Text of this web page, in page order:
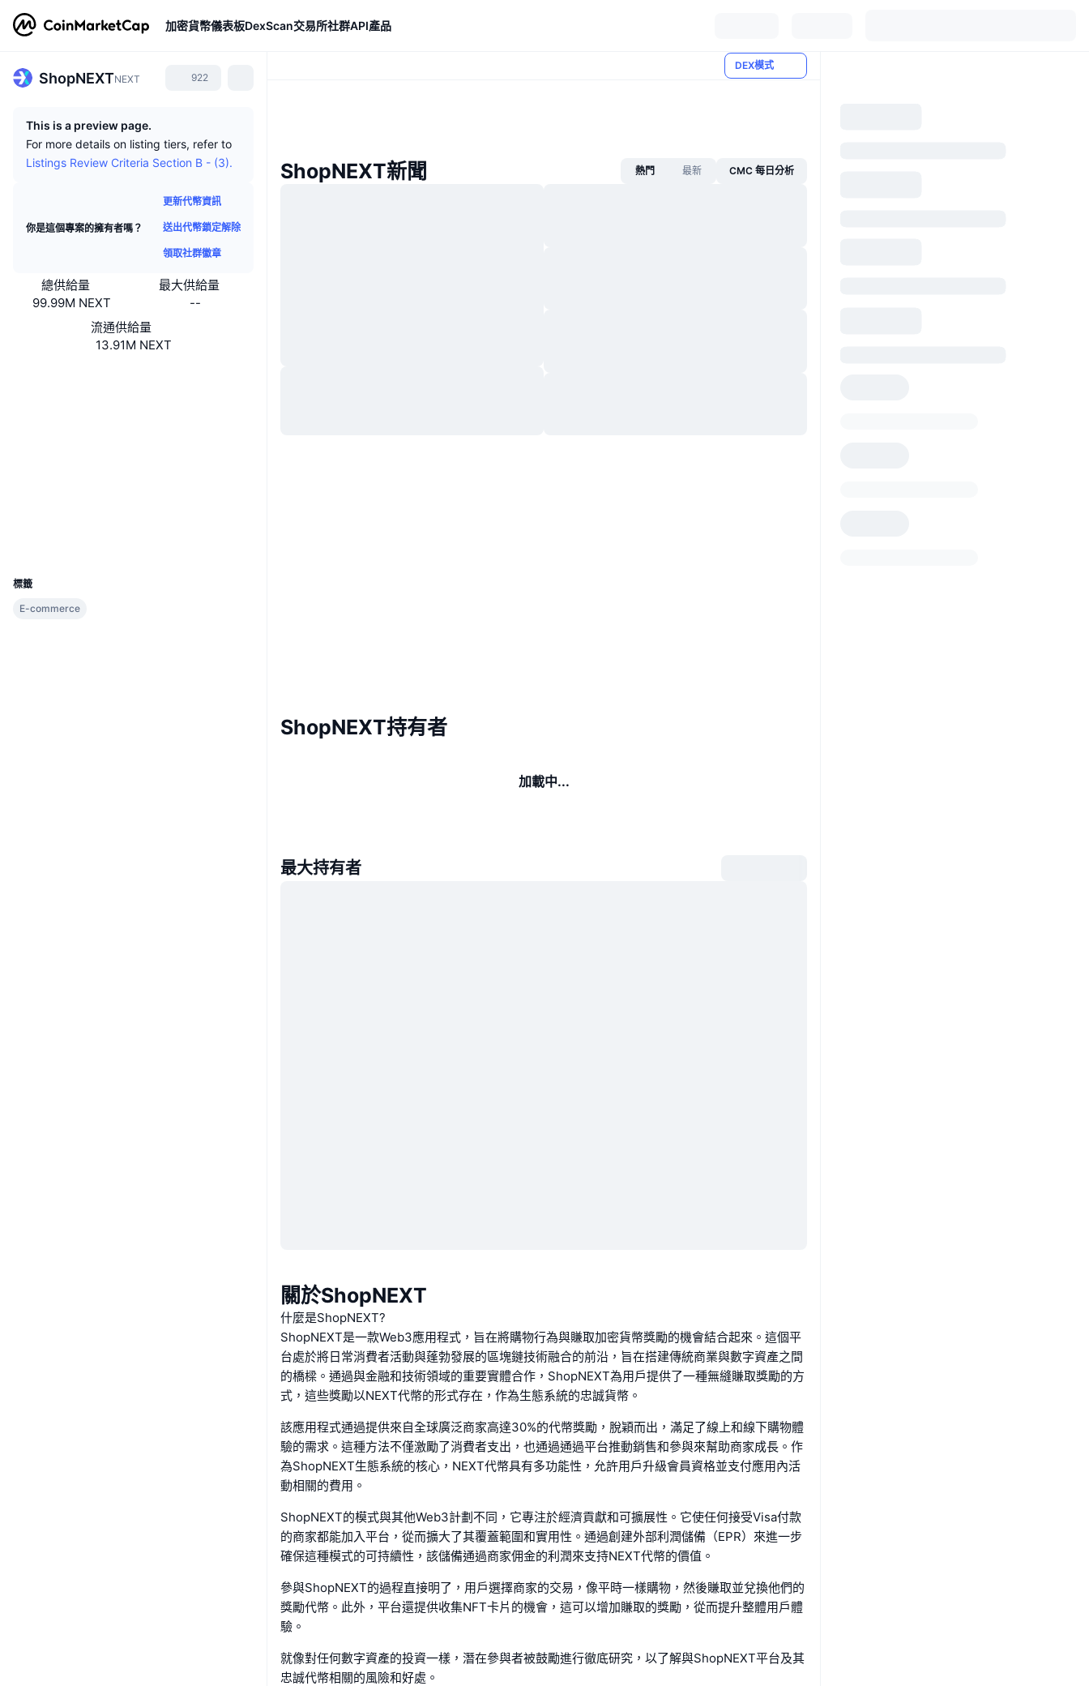
加密貨幣儀表板DexScan交易所社群API產品
ShopNEXTNEXT 922
This is a preview page.
For more details on listing tiers, refer to
Listings Review Criteria Section B - (3).
你是這個專案的擁有者嗎？
更新代幣資訊
送出代幣鎖定解除
領取社群徽章
總供給量
99.99M NEXT
最大供給量
--
流通供給量
13.91M NEXT
標籤
E-commerce
DEX模式
ShopNEXT新聞 熱門 最新 CMC 每日分析
ShopNEXT持有者
加載中...
最大持有者
關於ShopNEXT
什麼是ShopNEXT?
ShopNEXT是一款Web3應用程式，旨在將購物行為與賺取加密貨幣獎勵的機會結合起來。這個平
台處於將日常消費者活動與蓬勃發展的區塊鏈技術融合的前沿，旨在搭建傳統商業與數字資產之間
的橋樑。通過與金融和技術領域的重要實體合作，ShopNEXT為用戶提供了一種無縫賺取獎勵的方
式，這些獎勵以NEXT代幣的形式存在，作為生態系統的忠誠貨幣。
該應用程式通過提供來自全球廣泛商家高達30%的代幣獎勵，脫穎而出，滿足了線上和線下購物體
驗的需求。這種方法不僅激勵了消費者支出，也通過通過平台推動銷售和參與來幫助商家成長。作
為ShopNEXT生態系統的核心，NEXT代幣具有多功能性，允許用戶升級會員資格並支付應用內活
動相關的費用。
ShopNEXT的模式與其他Web3計劃不同，它專注於經濟貢獻和可擴展性。它使任何接受Visa付款
的商家都能加入平台，從而擴大了其覆蓋範圍和實用性。通過創建外部利潤儲備（EPR）來進一步
確保這種模式的可持續性，該儲備通過商家佣金的利潤來支持NEXT代幣的價值。
參與ShopNEXT的過程直接明了，用戶選擇商家的交易，像平時一樣購物，然後賺取並兌換他們的
獎勵代幣。此外，平台還提供收集NFT卡片的機會，這可以增加賺取的獎勵，從而提升整體用戶體
驗。
就像對任何數字資產的投資一樣，潛在參與者被鼓勵進行徹底研究，以了解與ShopNEXT平台及其
忠誠代幣相關的風險和好處。